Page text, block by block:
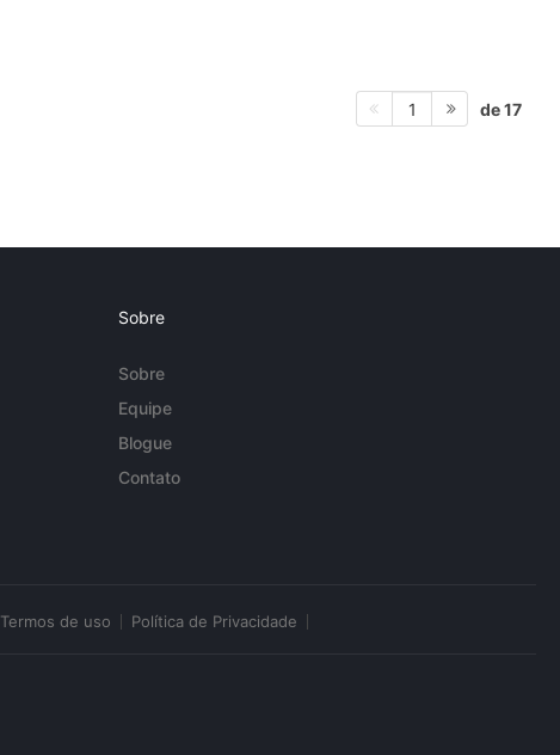
1 de 17
Sobre
Sobre
Equipe
Blogue
Contato
Termos de uso Política de Privacidade